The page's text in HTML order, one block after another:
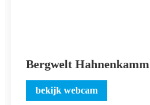
Bergwelt Hahnenkamm
bekijk webcam